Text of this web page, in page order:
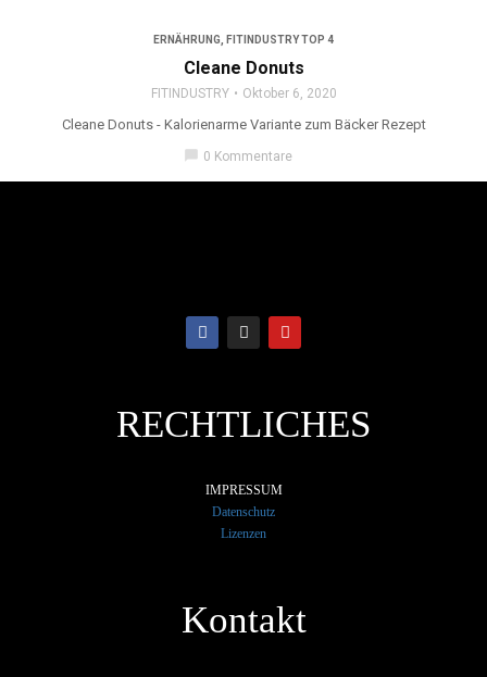
ERNÄHRUNG FITINDUSTRY TOP 4
Cleane Donuts
FITINDUSTRY Oktober 6, 2020
Cleane Donuts - Kalorienarme Variante zum Bäcker Rezept
chat_bubble 0 Kommentare
RECHTLICHES
IMPRESSUM
Datenschutz
Lizenzen
Kontakt